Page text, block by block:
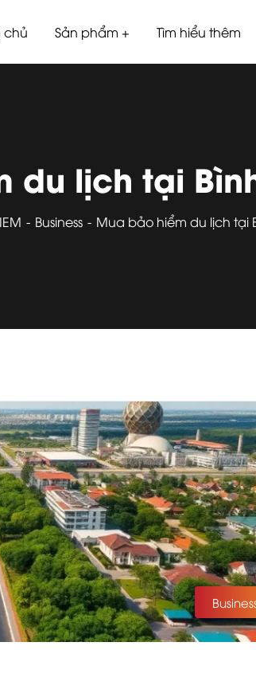
chủ Sản phẩm Tìm hiểu thêm
du lịch tại
Business Mua bảo hiểm du lịch tại